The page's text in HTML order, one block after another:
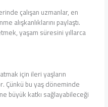
çalışan uzmanlar, en
alışkanlıklarını paylaştı.
yaşam süresini yıllarca
için ileri yaşların
Çünkü bu yaş döneminde
büyük katkı sağlayabileceği